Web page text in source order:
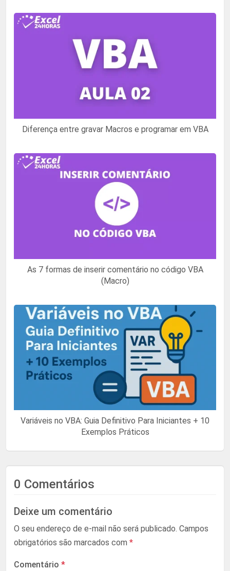
Diferença entre gravar Macros e programar em VBA
As 7 formas de inserir comentário no código VBA
(Macro)
Variáveis no VBA: Guia Definitivo Para Iniciantes + 10
Exemplos Práticos
0 Comentários
Deixe um comentário
O seu endereço de e-mail não será publicado. Campos
obrigatórios são marcados com *
Comentário *